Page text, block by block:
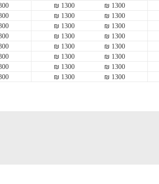
1300 ₪
1300 ₪
₪
1300 ₪
1300 ₪
₪
1300 ₪
1300 ₪
₪
1300 ₪
1300 ₪
₪
1300 ₪
1300 ₪
₪
1300 ₪
1300 ₪
₪
1300 ₪
1300 ₪
₪
1300 ₪
1300 ₪
₪